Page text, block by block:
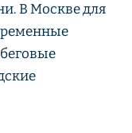
В Москве для